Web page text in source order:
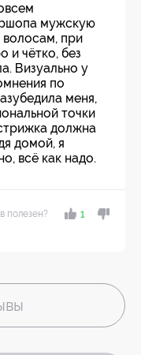
мужскую
при
и чётко, без
Визуально у
по
меня,
точки
должна
домой, я
всё как надо.
полезен? 1